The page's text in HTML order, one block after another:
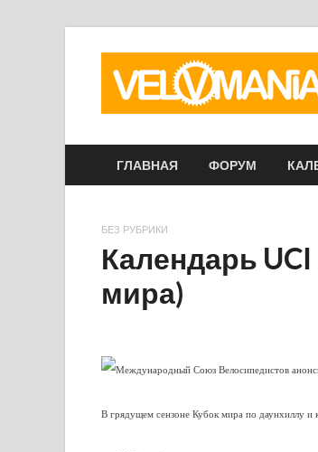
ГЛАВНАЯ ФОРУМ
БЕЗ РУБРИКИ
Календарь
мира)
Международный Союз Велосипедистов
В грядущем сензоне Кубок мира по даунхиллу и